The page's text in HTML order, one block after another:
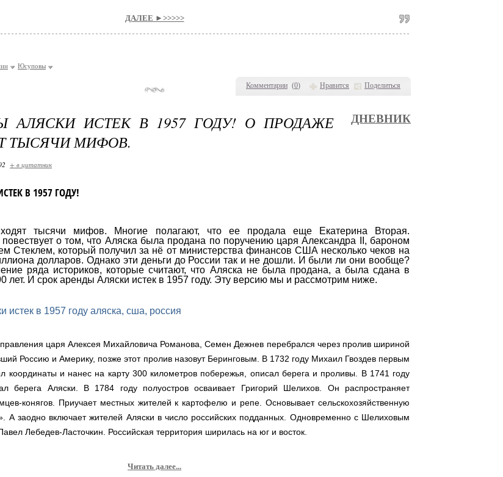
Комментарии (0) Нравится Поделиться
ДАЛЕЕ ►>>>>>
Юсуповы
АЛЯСКИ ИСТЕК В 1957 ГОДУ! О ПРОДАЖЕ
ТЫСЯЧИ МИФОВ.
ДНЕВНИК
+ в цитатник
В 1957 ГОДУ!
тысячи мифов. Многие полагают, что ее продала еще Екатерина Вторая.
о том, что Аляска была продана по поручению царя Александра II, бароном
Стеклем, который получил за нё от министерства финансов США несколько чеков на
долларов. Однако эти деньги до России так и не дошли. И были ли они вообще?
ряда историков, которые считают, что Аляска не была продана, а была сдана в
лет. И срок аренды Аляски истек в 1957 году. Эту версию мы и рассмотрим ниже.
царя Алексея Михайловича Романова, Семен Дежнев перебрался через пролив шириной
Россию и Америку, позже этот пролив назовут Беринговым. В 1732 году Михаил Гвоздев первым
координаты и нанес на карту 300 километров побережья, описал берега и проливы. В 1741 году
берега Аляски. В 1784 году полуостров осваивает Григорий Шелихов. Он распространяет
конягов. Приучает местных жителей к картофелю и репе. Основывает сельскохозяйственную
А заодно включает жителей Аляски в число российских подданных. Одновременно с Шелиховым
Лебедев-Ласточкин. Российская территория ширилась на юг и восток.
Читать далее...